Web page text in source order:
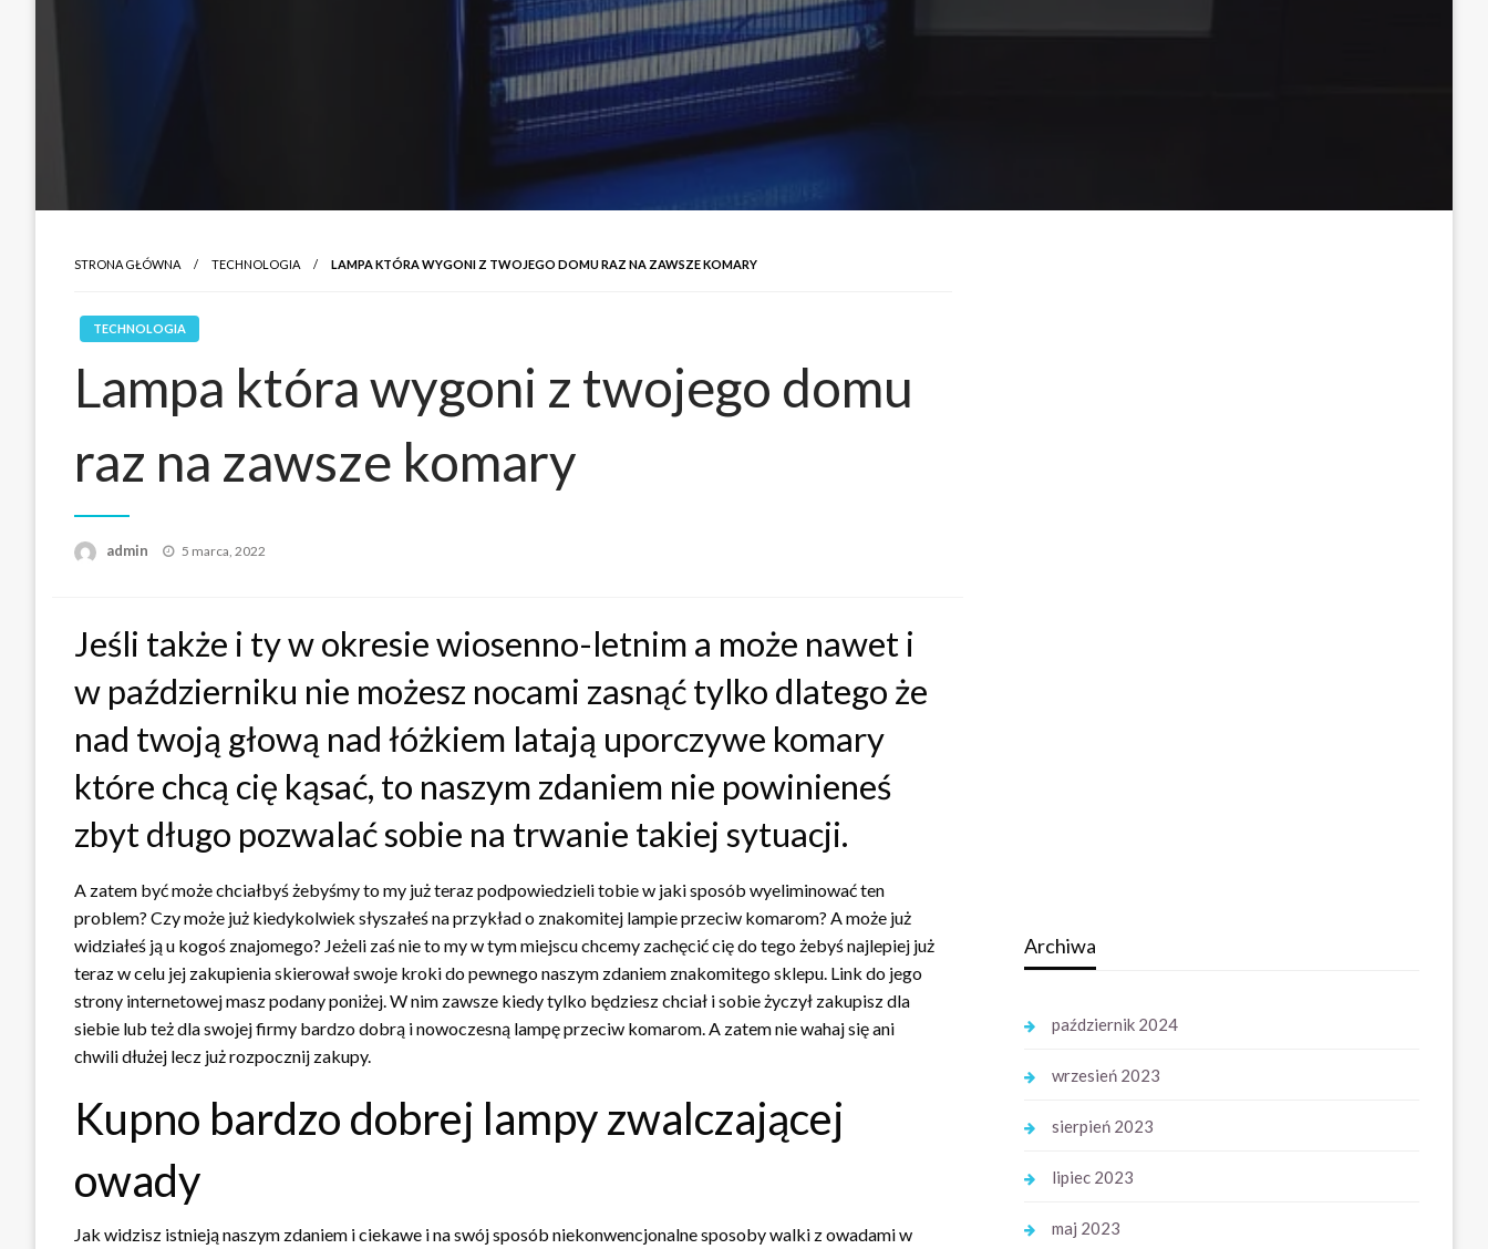
STRONA GŁÓWNA TECHNOLOGIA LAMPA KTÓRA WYGONI Z TWOJEGO DOMU RAZ NA ZAWSZE KOMARY
TECHNOLOGIA
Lampa która wygoni z twojego domu
raz na zawsze komary
admin
Opublikowane
5 marca, 2022
Jeśli także i ty w okresie wiosenno-letnim a może nawet i
w październiku nie możesz nocami zasnąć tylko dlatego że
nad twoją głową nad łóżkiem latają uporczywe komary
które chcą cię kąsać, to naszym zdaniem nie powinieneś
zbyt długo pozwalać sobie na trwanie takiej sytuacji.
A zatem być może chciałbyś żebyśmy to my już teraz podpowiedzieli tobie w jaki sposób wyeliminować ten
problem? Czy może już kiedykolwiek słyszałeś na przykład o znakomitej lampie przeciw komarom? A może już
widziałeś ją u kogoś znajomego? Jeżeli zaś nie to my w tym miejscu chcemy zachęcić cię do tego żebyś najlepiej już
teraz w celu jej zakupienia skierował swoje kroki do pewnego naszym zdaniem znakomitego sklepu. Link do jego
strony internetowej masz podany poniżej. W nim zawsze kiedy tylko będziesz chciał i sobie życzył zakupisz dla
siebie lub też dla swojej firmy bardzo dobrą i nowoczesną lampę przeciw komarom. A zatem nie wahaj się ani
chwili dłużej lecz już rozpocznij zakupy.
Kupno bardzo dobrej lampy zwalczającej
owady
Jak widzisz istnieją naszym zdaniem i ciekawe i na swój sposób niekonwencjonalne sposoby walki z owadami w
Archiwa
październik 2024
wrzesień 2023
sierpień 2023
lipiec 2023
maj 2023